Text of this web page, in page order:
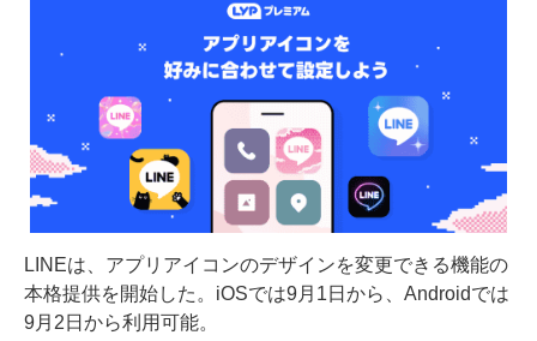
LINEは、アプリアイコンのデザインを変更できる機能の
本格提供を開始した。iOSでは9月1日から、Androidでは
9月2日から利用可能。